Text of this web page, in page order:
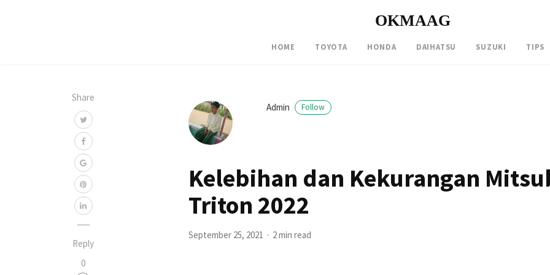
OKMAAG
HOME TOYOTA HONDA DAIHATSU SUZUKI TIPS
Share
Reply
0
Admin Follow
Kelebihan dan Kekurangan
Triton 2022
September 25, 2021 2 min read